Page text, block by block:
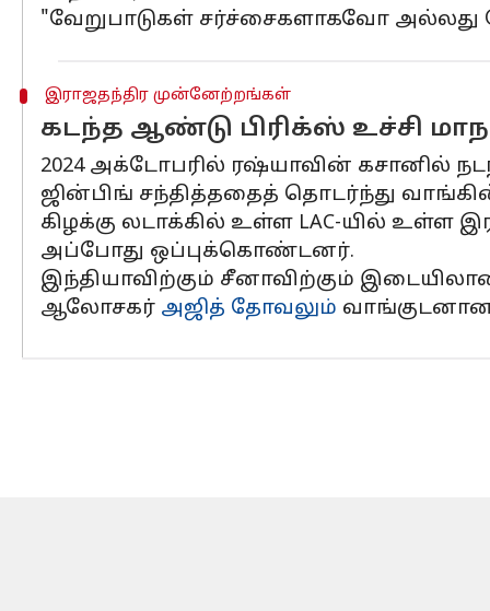
"வேறுபாடுகள் சர்ச்சைகளாகவோ அல்லது
இராஜதந்திர முன்னேற்றங்கள்
கடந்த ஆண்டு பிரிக்ஸ் உச்சி
2024 அக்டோபரில் ரஷ்யாவின் கசானில்
ஜின்பிங் சந்தித்ததைத் தொடர்ந்து
கிழக்கு லடாக்கில் உள்ள LAC-யில் உள்ள
அப்போது ஒப்புக்கொண்டனர்.
இந்தியாவிற்கும் சீனாவிற்கும்
ஆலோசகர் அஜித் தோவலும் வாங்குடனான